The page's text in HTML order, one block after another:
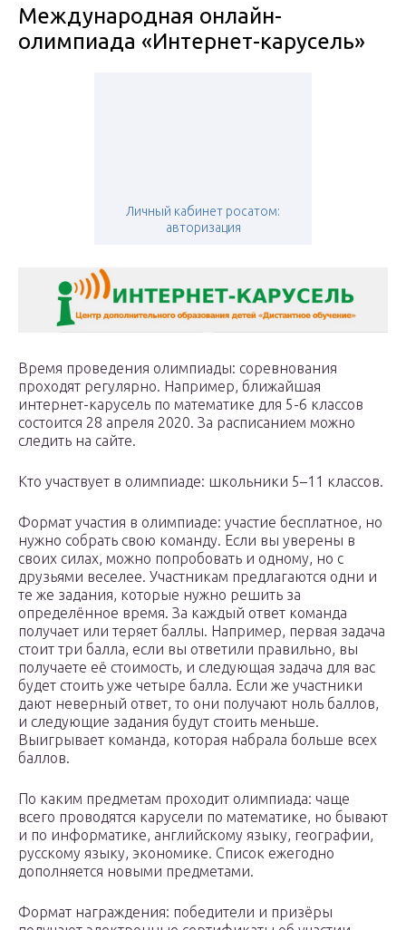
Международная онлайн-
олимпиада «Интернет-карусель»
Личный кабинет росатом:
авторизация
Время проведения олимпиады: соревнования
проходят регулярно. Например, ближайшая
интернет-карусель по математике для 5-6 классов
состоится 28 апреля 2020. За расписанием можно
следить на сайте.
Кто участвует в олимпиаде: школьники 5–11 классов.
Формат участия в олимпиаде: участие бесплатное, но
нужно собрать свою команду. Если вы уверены в
своих силах, можно попробовать и одному, но с
друзьями веселее. Участникам предлагаются одни и
те же задания, которые нужно решить за
определённое время. За каждый ответ команда
получает или теряет баллы. Например, первая задача
стоит три балла, если вы ответили правильно, вы
получаете её стоимость, и следующая задача для вас
будет стоить уже четыре балла. Если же участники
дают неверный ответ, то они получают ноль баллов,
и следующие задания будут стоить меньше.
Выигрывает команда, которая набрала больше всех
баллов.
По каким предметам проходит олимпиада: чаще
всего проводятся карусели по математике, но бывают
и по информатике, английскому языку, географии,
русскому языку, экономике. Список ежегодно
дополняется новыми предметами.
Формат награждения: победители и призёры